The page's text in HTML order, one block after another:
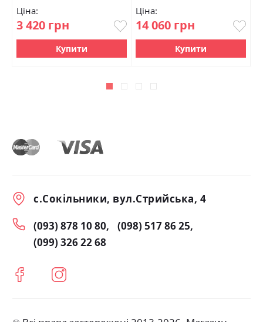
Ціна:
3 420 грн
Купити
Ціна:
14 060 грн
Купити
с.Сокільники, вул.Стрийська, 4
(093) 878 10 80
(098) 517 86 25
(099) 326 22 68